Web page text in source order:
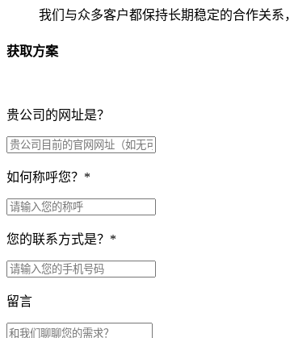
我们与众多客户都保持长期稳定的合作关系
获取方案
贵公司的网址是？
如何称呼您？ *
您的联系方式是？ *
留言